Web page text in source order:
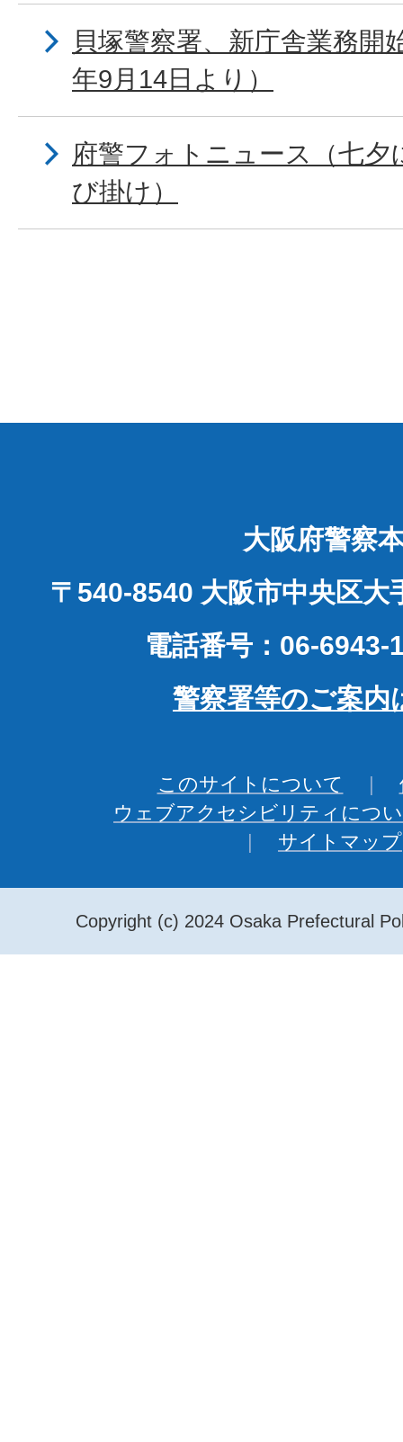
貝塚警察署、新庁舎業務開
年9月14日より）
府警フォトニュース（七夕
び掛け）
大阪府警察
〒540-8540 大阪市中央区大
電話番号：06-6943-
警察署等のご案内
このサイトについて
ウェブアクセシビリティにつ
サイトマップ
Copyright (c) 2024 Osaka Prefectural